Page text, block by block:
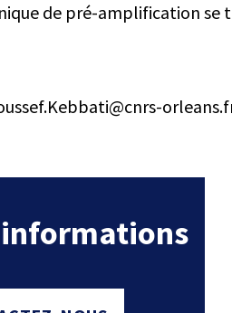
de pré-amplification